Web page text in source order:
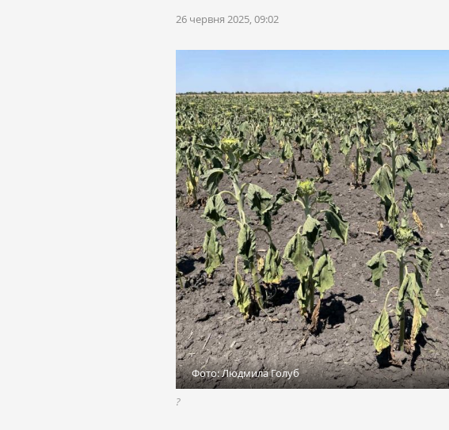
26 червня 2025, 09:02
Фото: Людмила Голуб
?